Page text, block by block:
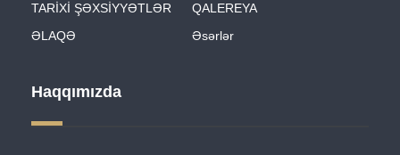
TARİXİ ŞƏXSİYYƏTLƏR
QALEREYA
ƏLAQƏ
Əsərlər
Haqqımızda